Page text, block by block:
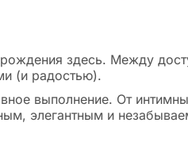
рождения здесь. Между
(и радостью).
выполнение. От
элегантным и